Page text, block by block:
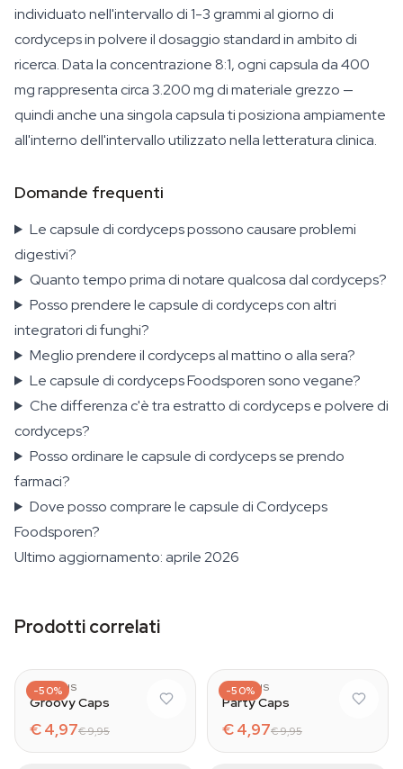
individuato nell'intervallo di 1-3 grammi al giorno di
cordyceps in polvere il dosaggio standard in ambito di
ricerca. Data la concentrazione 8:1, ogni capsula da 400
mg rappresenta circa 3.200 mg di materiale grezzo —
quindi anche una singola capsula ti posiziona ampiamente
all'interno dell'intervallo utilizzato nella letteratura clinica.
Domande frequenti
Le capsule di cordyceps possono causare problemi
digestivi?
Quanto tempo prima di notare qualcosa dal cordyceps?
Posso prendere le capsule di cordyceps con altri
integratori di funghi?
Meglio prendere il cordyceps al mattino o alla sera?
Le capsule di cordyceps Foodsporen sono vegane?
Che differenza c'è tra estratto di cordyceps e polvere di
cordyceps?
Posso ordinare le capsule di cordyceps se prendo
farmaci?
Dove posso comprare le capsule di Cordyceps
Foodsporen?
Ultimo aggiornamento: aprile 2026
Prodotti correlati
-50%
AZARIUS
Groovy Caps
€ 4,97€ 9,95
-50%
AZARIUS
Party Caps
€ 4,97€ 9,95